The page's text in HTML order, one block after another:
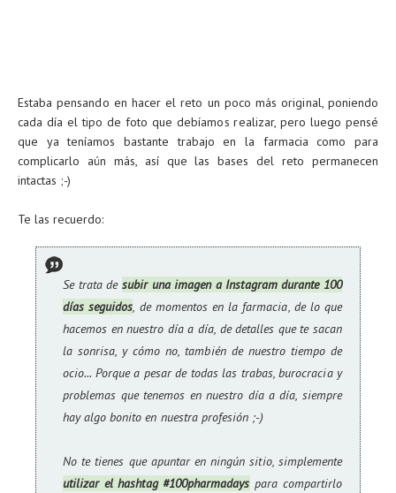
Estaba pensando en hacer el reto un poco más original, poniendo
cada día el tipo de foto que debíamos realizar, pero luego pensé
que ya teníamos bastante trabajo en la farmacia como para
complicarlo aún más, así que las bases del reto permanecen
intactas ;-)
Te las recuerdo:
Se trata de subir una imagen a Instagram durante 100
días seguidos, de momentos en la farmacia, de lo que
hacemos en nuestro día a día, de detalles que te sacan
la sonrisa, y cómo no, también de nuestro tiempo de
ocio... Porque a pesar de todas las trabas, burocracia y
problemas que tenemos en nuestro día a día, siempre
hay algo bonito en nuestra profesión ;-)
No te tienes que apuntar en ningún sitio, simplemente
utilizar el hashtag #100pharmadays para compartirlo